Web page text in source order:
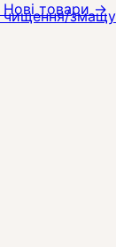
Нові товари→